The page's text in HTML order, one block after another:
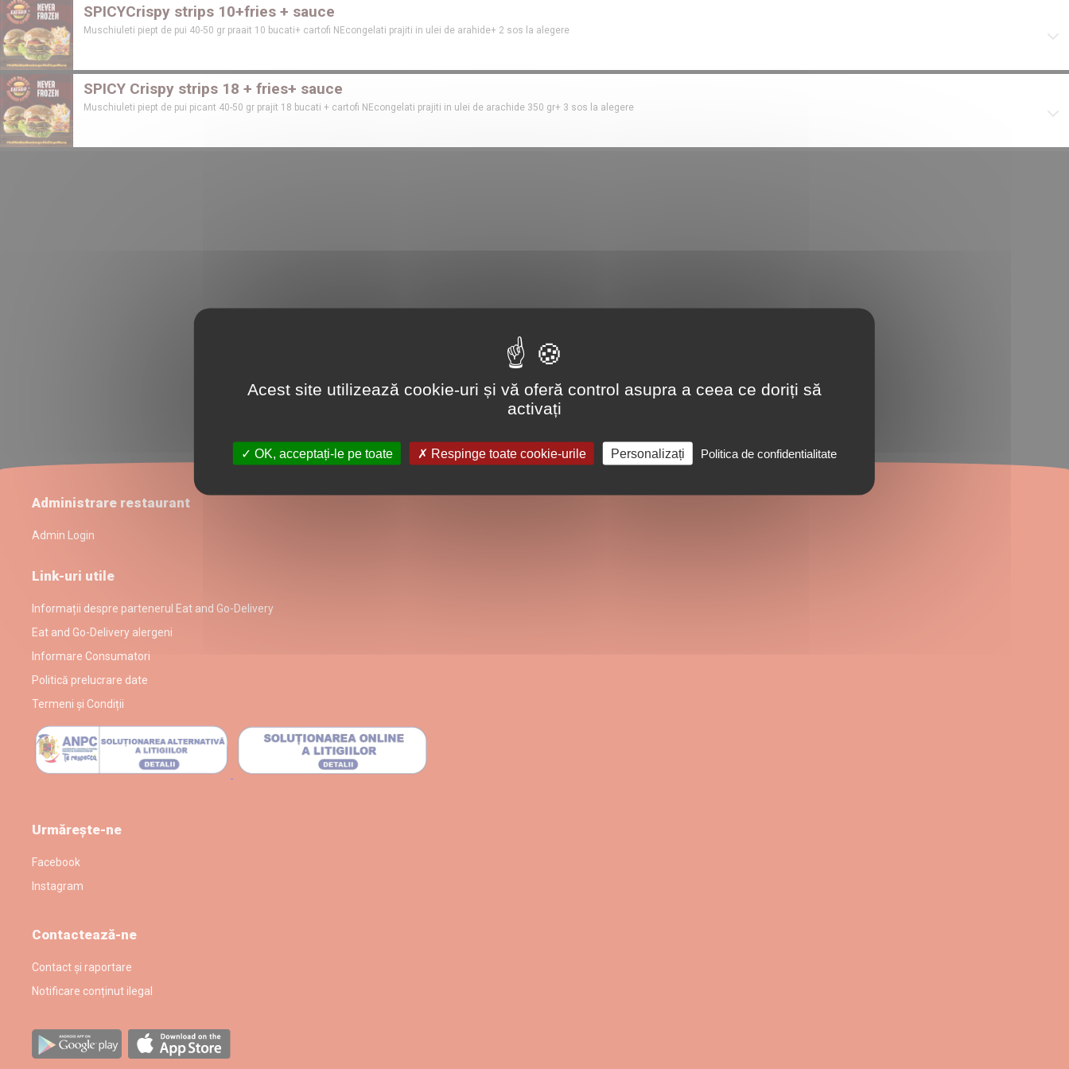
SPICYCrispy strips 10+fries + sauce
Muschiuleti piept de pui 40-50 gr praait 10 bucati+ cartofi NEcongelati prajiti in ulei de arahide+ 2 sos la alegere
SPICY Crispy strips 18 + fries+ sauce
Muschiuleti piept de pui picant 40-50 gr prajit 18 bucati + cartofi NEcongelati prajiti in ulei de arachide 350 gr+ 3 sos la alegere
Administrare restaurant
Admin Login
Link-uri utile
Informații despre partenerul Eat and Go-Delivery
Eat and Go-Delivery alergeni
Informare Consumatori
Politică prelucrare date
Termeni și Condiții
Urmărește-ne
Facebook
Instagram
Contactează-ne
Contact și raportare
Notificare conținut ilegal
Acest site utilizează cookie-uri și vă oferă control asupra a ceea ce doriți să
activați
OK, acceptați-le pe toate Respinge toate cookie-urile Personalizați Politica de confidentialitate